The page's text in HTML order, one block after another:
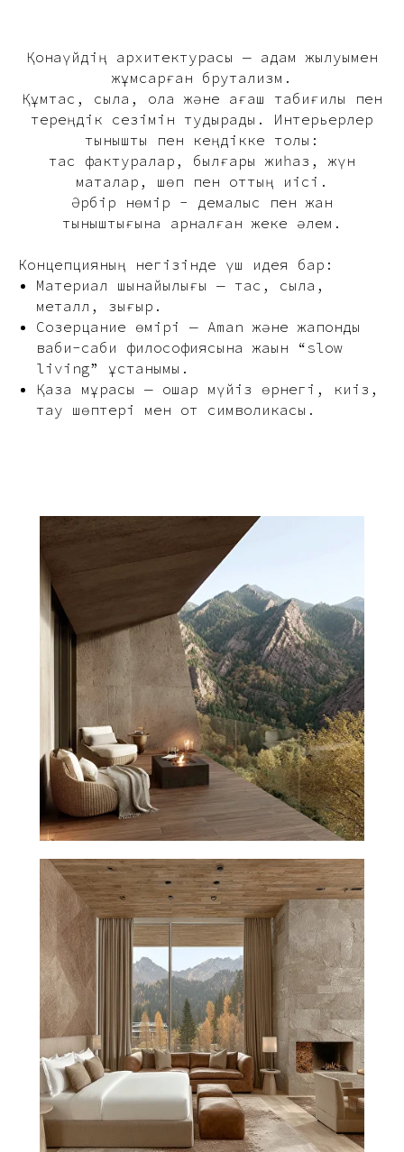
Қонақүйдің архитектурасы — адам жылуымен
жұмсарған брутализм.
Құмтас, сылақ, қола және ағаш табиғилық пен
тереңдік сезімін тудырады. Интерьерлер
тыныштық пен кеңдікке толы:
тас фактуралар, былғары жиһаз, жүн
маталар, шөп пен оттың иісі.
Әрбір нөмір - демалыс пен жан
тыныштығына арналған жеке әлем.
Концепцияның негізінде үш идея бар:
Материал шынайылығы — тас, сылақ,
металл, зығыр.
Созерцание өмірі — Aman және жапондық
ваби-саби философиясына жақын “slow
living” ұстанымы.
Қазақ мұрасы — қошқар мүйіз өрнегі, киіз,
тау шөптері мен от символикасы.